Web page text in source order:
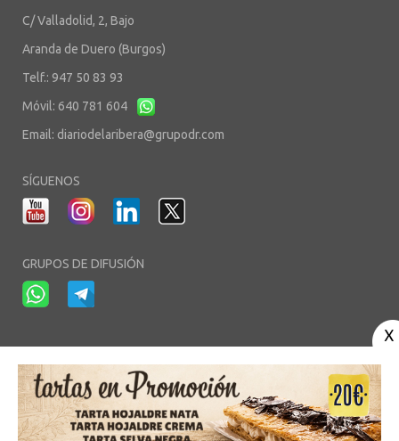
C/ Valladolid, 2, Bajo
Aranda de Duero (Burgos)
Telf.: 947 50 83 93
Móvil: 640 781 604
Email: diariodelaribera@grupodr.com
SÍGUENOS
GRUPOS DE DIFUSIÓN
Aviso Legal-Política de Privacidad-Política de Cookies-Área privada